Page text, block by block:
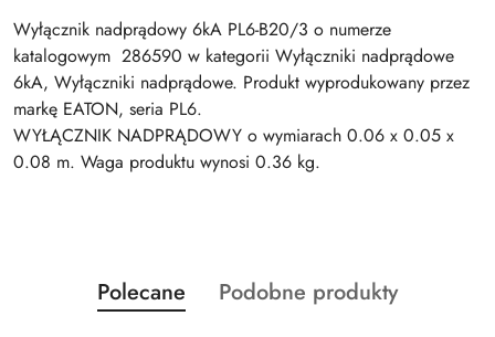
Wyłącznik nadprądowy 6kA PL6-B20/3 o numerze
katalogowym 286590 w kategorii Wyłączniki nadprądowe
6kA, Wyłączniki nadprądowe. Produkt wyprodukowany przez
markę EATON, seria PL6.
WYŁĄCZNIK NADPRĄDOWY o wymiarach 0.06 x 0.05 x
0.08 m. Waga produktu wynosi 0.36 kg.
Pomiń karuzelę produktów
Produkty
o
Polecane
Produkty
Podobne produkty